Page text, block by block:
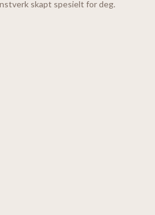
skapt spesielt for deg.